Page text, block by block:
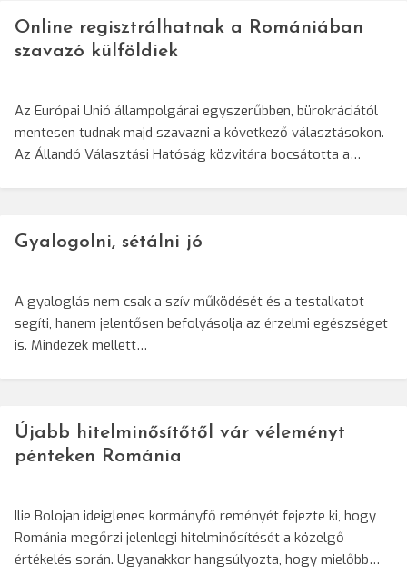
Online regisztrálhatnak a Romániában
szavazó külföldiek
Az Európai Unió állampolgárai egyszerűbben, bürokráciától
mentesen tudnak majd szavazni a következő választásokon.
Az Állandó Választási Hatóság közvitára bocsátotta a…
Gyalogolni, sétálni jó
A gyaloglás nem csak a szív működését és a testalkatot
segíti, hanem jelentősen befolyásolja az érzelmi egészséget
is. Mindezek mellett…
Újabb hitelminősítőtől vár véleményt
pénteken Románia
Ilie Bolojan ideiglenes kormányfő reményét fejezte ki, hogy
Románia megőrzi jelenlegi hitelminősítését a közelgő
értékelés során. Ugyanakkor hangsúlyozta, hogy mielőbb…